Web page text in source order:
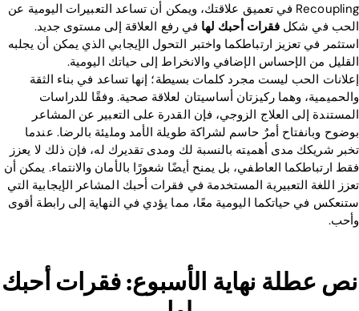
Home
Recoupling في تعميق علاقتك، ويمكن أن تساعد التعبيرات اليومية عن
الحب في شكل فقرات أحبك لها في رفع العلاقة إلى مستوى جديد.
استثمر في تعزيز ارتباطكما واختبر التحول الإيجابي الذي يمكن أن يجلبه
القليل من الإحساس الإضافي والانخراط إلى حياتك اليومية.
إعلانات الحب ليست مجرد كلمات بسيطة؛ إنها تساعد في بناء الثقة
والحميمية، وهما ركيزتان أساسيتان لعلاقة صحية. وفقًا للدراسات
المستندة إلى العلاج الزوجي، فإن القدرة على التعبير عن المشاعر
بوضوح وبانفتاح أمرٌ حاسم لشراكة طويلة الأمد ومليئة بالرضا. عندما
تخبر شريكك مدى أهميته بالنسبة لك ومدى تقديرك له، فإن ذلك لا يعزز
فقط ارتباطكما العاطفي، بل يمنح أيضًا شعورًا بالأمان والانتماء. يمكن أن
تعزز اللغة التعبيرية المستخدمة في فقرات أحبك المشاعر الإيجابية التي
ستنعكس في حياتكما اليومية معًا، مما يؤدي في النهاية إلى رابطة أقوى
وأحب.
نص عطلة نهاية الأسبوع: فقرات أحبك